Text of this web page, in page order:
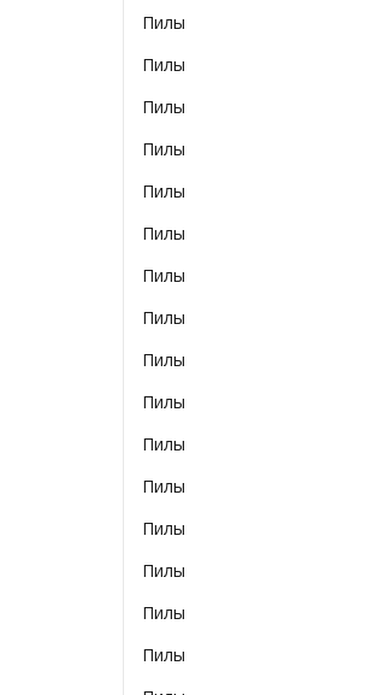
Пилы
Пилы
Пилы
Пилы
Пилы
Пилы
Пилы
Пилы
Пилы
Пилы
Пилы
Пилы
Пилы
Пилы
Пилы
Пилы